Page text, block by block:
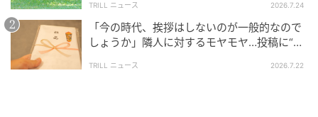
TRILL ニュース 2026.7.24
「今の時代、挨拶はしないのが一般的なので
しょうか」隣人に対するモヤモヤ…投稿に“意
TRILL ニュース 2026.7.22